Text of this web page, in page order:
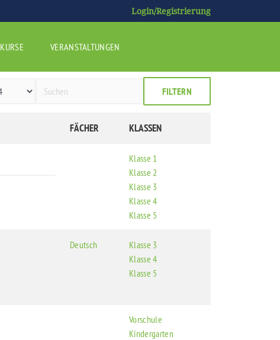
Login/Registrierung
KURSE VERANSTALTUNGEN
FILTERN
FÄCHER KLASSEN
Klasse 1
Klasse 2
Klasse 3
Klasse 4
Klasse 5
Deutsch
Klasse 3
Klasse 4
Klasse 5
Vorschule
Kindergarten